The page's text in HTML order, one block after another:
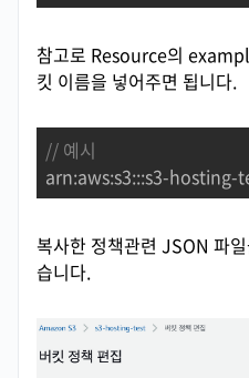
참고로 Resource의
킷 이름을 넣어주면 됩니다.
// 예시
arn:aws:s3:::s3-hosting-
복사한 정책관련 JSON 파
습니다.